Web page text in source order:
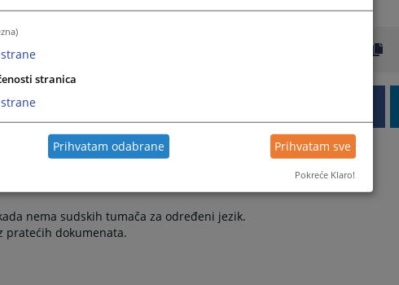
nema sudskih tumača za određeni jezik.
pratećih dokumenata.
stranica
Prihvatam odabrane Prihvatam sve
Pokreće Klaro!